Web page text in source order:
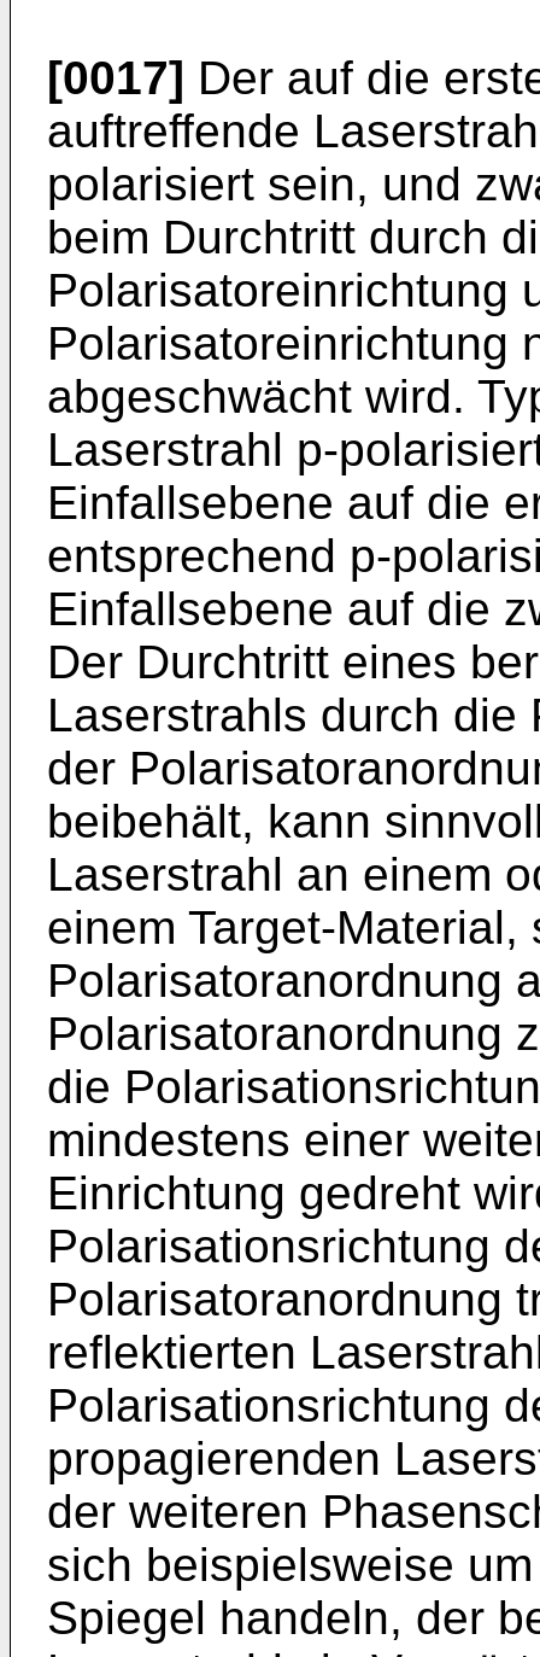
[0017] Der auf die
auftreffende
polarisiert sein, und
beim Durchtritt durch
Polarisatoreinrichtung
Polarisatoreinrichtung
abgeschwächt wird.
Laserstrahl p-
Einfallsebene auf die
entsprechend p-
Einfallsebene auf die
Der Durchtritt eines
Laserstrahls durch die
der
beibehält, kann
Laserstrahl an einem
einem Target-
Polarisatoranordnung
Polarisatoranordnung
die
mindestens einer
Einrichtung gedreht
Polarisationsrichtung
Polarisatoranordnung
reflektierten
Polarisationsrichtung
propagierenden
der weiteren
sich beispielsweise
Spiegel handeln, der